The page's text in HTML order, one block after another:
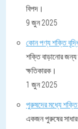
বিপদ।
9 জুন 2025
কোন পণ্য শক্তি
শক্তি বাড়ানোর জন্য
ক্ষতিকারক।
1 জুন 2025
পুরুষদের মধ্যে
একজন পুরুষের